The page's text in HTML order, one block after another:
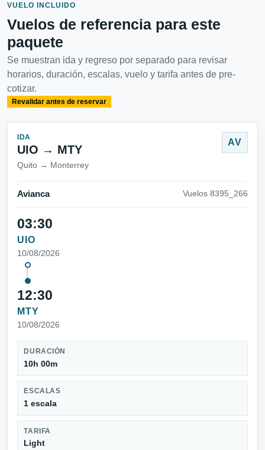
VUELO INCLUIDO
Vuelos de referencia para este
paquete
Se muestran ida y regreso por separado para revisar
horarios, duración, escalas, vuelo y tarifa antes de pre-
cotizar.
Revalidar antes de reservar
IDA
UIO → MTY
Quito → Monterrey
AV
Avianca Vuelos 8395_266
03:30
UIO
10/08/2026
12:30
MTY
10/08/2026
DURACIÓN
10h 00m
ESCALAS
1 escala
TARIFA
Light